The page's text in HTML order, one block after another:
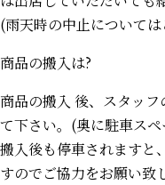
(雨天時の中止について
商品の搬入は?
商品の搬入 後、スタッ
て下さい。(奥に駐車ス
搬入後も停車されますと
すのでご協力をお願い致